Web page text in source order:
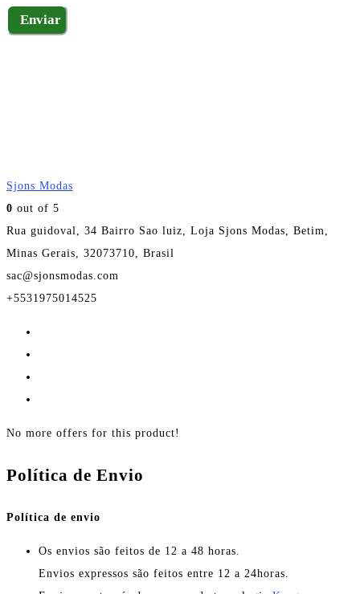
Sjons Modas
0 out of 5
Rua guidoval, 34 Bairro Sao luiz, Loja Sjons Modas, Betim,
Minas Gerais, 32073710, Brasil
sac@sjonsmodas.com
+5531975014525
No more offers for this product!
Política de Envio
Política de envio
Os envios são feitos de 12 a 48 horas.
Envios expressos são feitos entre 12 a 24horas.